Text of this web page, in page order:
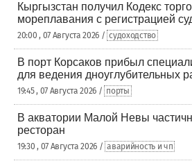
Кыргызстан получил Кодекс
мореплавания с регистрацией
20:00 , 07 Августа 2026 / судоходство
В порт Корсаков прибыл
для ведения дноуглубительных
19:45 , 07 Августа 2026 / порты
В акватории Малой Невы
ресторан
19:30 , 07 Августа 2026 / аварийность и чп